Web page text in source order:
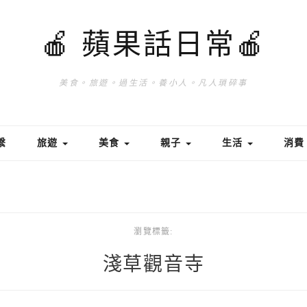
🍎 蘋果話日常🍎
美食。旅遊。過生活。養小人。凡人瑣碎事
旅遊 美食 親子 生活 消費
瀏覽標籤:
淺草觀音寺